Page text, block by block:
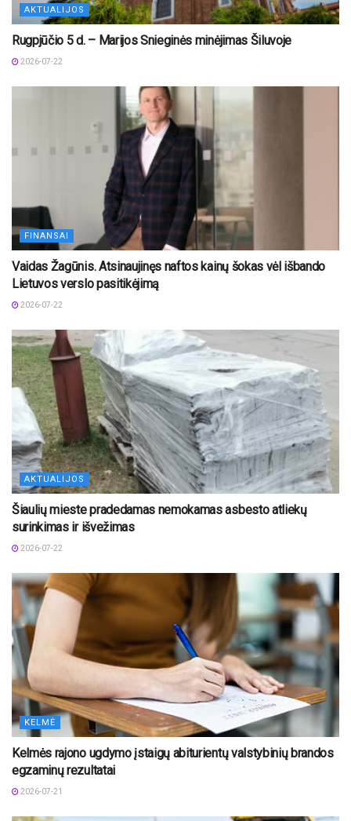
AKTUALIJOS
Rugpjūčio 5 d. – Marijos Snieginės minėjimas Šiluvoje
2026-07-22
FINANSAI
Vaidas Žagūnis. Atsinaujinęs naftos kainų šokas vėl išbando
Lietuvos verslo pasitikėjimą
2026-07-22
AKTUALIJOS
Šiaulių mieste pradedamas nemokamas asbesto atliekų
surinkimas ir išvežimas
2026-07-22
KELMĖ
Kelmės rajono ugdymo įstaigų abiturientų valstybinių brandos
egzaminų rezultatai
2026-07-21